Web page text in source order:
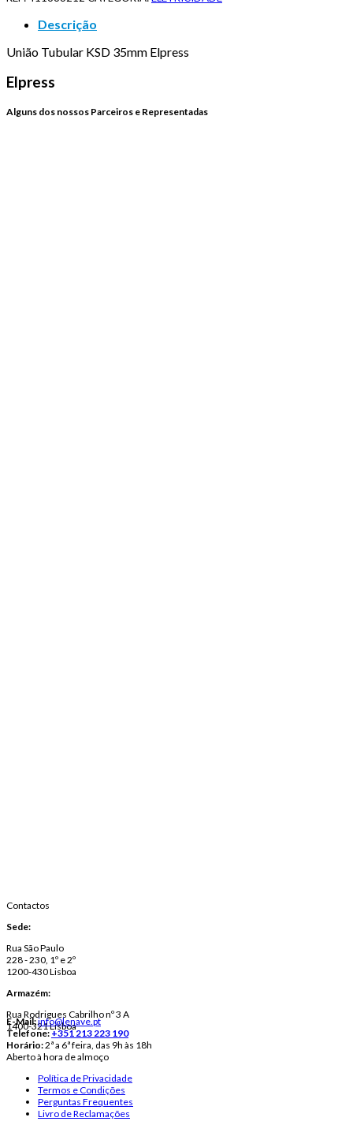
Descrição
União Tubular KSD 35mm Elpress
Elpress
Alguns dos nossos Parceiros e Representadas
Contactos
Sede:
Rua São Paulo
228 - 230, 1º e 2º
1200-430 Lisboa
Armazém:
Rua Rodrigues Cabrilho nº 3 A
1400-321 Lisboa
E-Mail:info@lenave.pt
Telefone:+351 213 223 190
Horário:2ª a 6ª feira, das 9h às 18h
Aberto à hora de almoço
Política de Privacidade
Termos e Condições
Perguntas Frequentes
Livro de Reclamações